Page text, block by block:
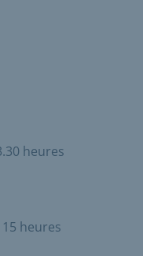
heures
15 heures